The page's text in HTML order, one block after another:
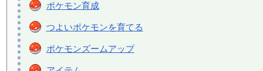
ポケモン育成
つよいポケモンを育てる
ポケモンズームアップ